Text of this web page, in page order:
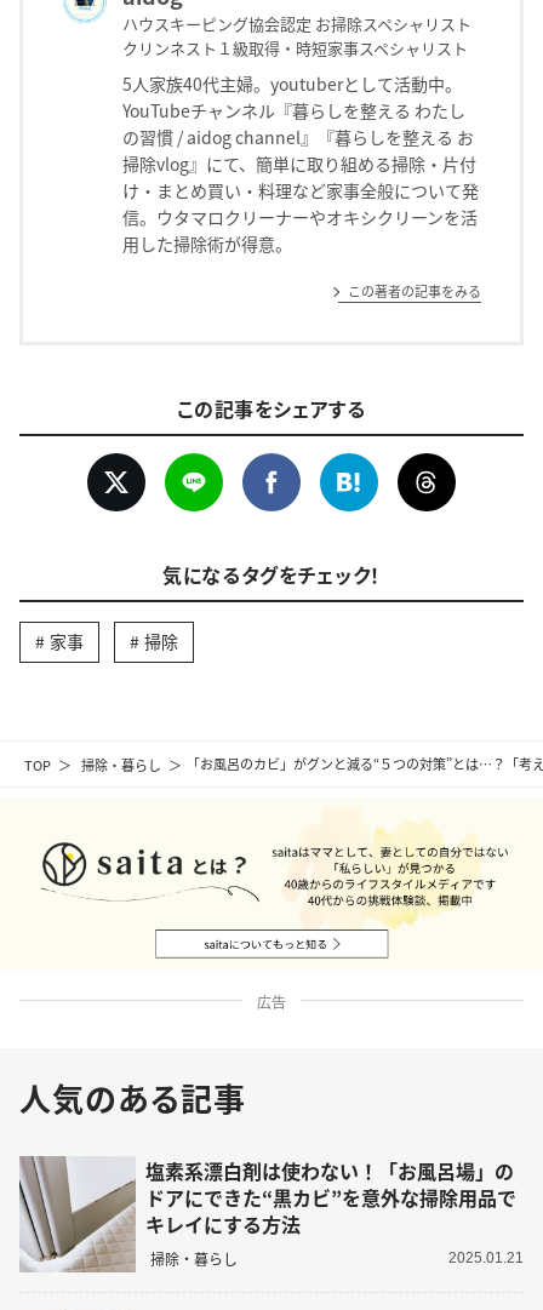
TOP 掃除・暮らし 「お風呂のカビ」がグンと減る“５つの対策”とは…？「考
ハウスキーピング協会認定 お掃除スペシャリスト
クリンネスト１級取得・時短家事スペシャリスト
5人家族40代主婦。youtuberとして活動中。
YouTubeチャンネル『暮らしを整える わたし
の習慣 / aidog channel』『暮らしを整える お
掃除vlog』にて、簡単に取り組める掃除・片付
け・まとめ買い・料理など家事全般について発
信。ウタマロクリーナーやオキシクリーンを活
用した掃除術が得意。
この著者の記事をみる
この記事をシェアする
気になるタグをチェック！
家事 掃除
広告
人気のある記事
塩素系漂白剤は使わない！「お風呂場」の
ドアにできた“黒カビ”を意外な掃除用品で
キレイにする方法
掃除・暮らし 2025.01.21